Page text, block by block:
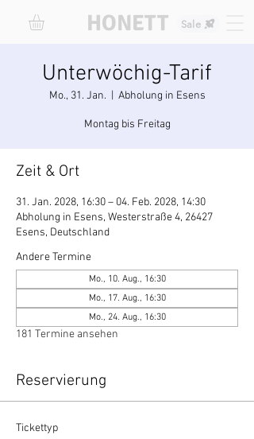
Sale
HONETT
Unterwöchig-Tarif
Mo., 31. Jan. Abholung in Esens
Montag bis Freitag
Zeit & Ort
31. Jan. 2028, 16:30 – 04. Feb. 2028, 14:30
Abholung in Esens, Westerstraße 4, 26427
Esens, Deutschland
Andere Termine
Mo., 10. Aug., 16:30
Mo., 17. Aug., 16:30
Mo., 24. Aug., 16:30
181 Termine ansehen
Reservierung
Tickettyp